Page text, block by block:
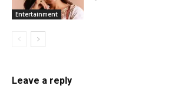
Entertainment
Leave a reply